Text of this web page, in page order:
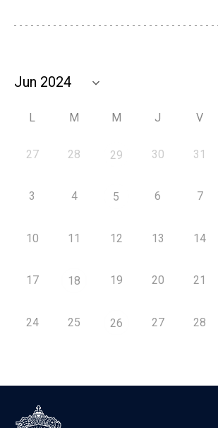
L M M J V
27 28 29 30 31
3 4 5 6 7
10 11 12 13 14
17 18 19 20 21
24 25 26 27 28